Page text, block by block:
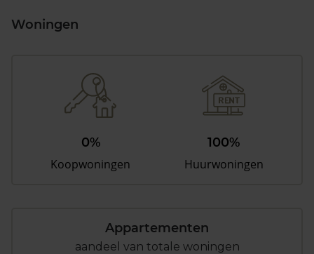
Woningen
0%
Koopwoningen
100%
Huurwoningen
Appartementen
aandeel van totale woningen